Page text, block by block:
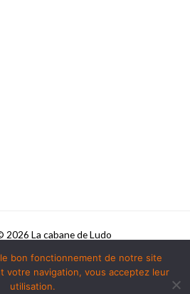
La cabane de Ludo
by La cabane de Ludo
bon fonctionnement de notre site
votre navigation, vous acceptez leur
utilisation.